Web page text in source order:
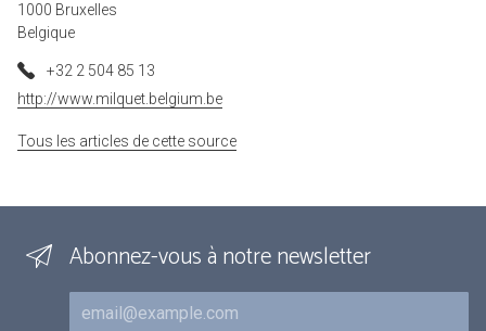
1000 Bruxelles
Belgique
+32 2 504 85 13
http://www.milquet.belgium.be
Tous les articles de cette source
Abonnez-vous à notre newsletter
Courriel